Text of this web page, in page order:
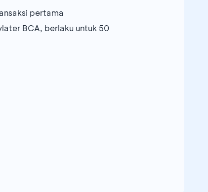
pertama
BCA, berlaku untuk 50